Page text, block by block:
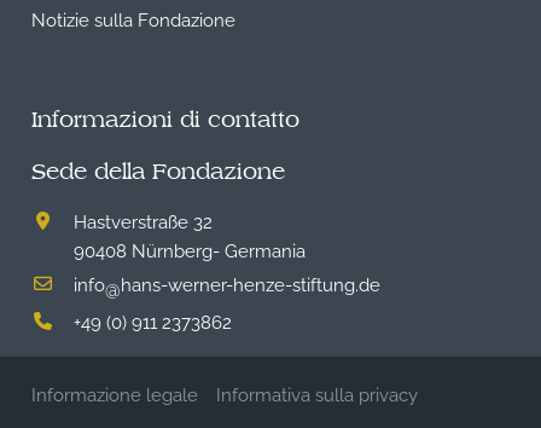
Notizie sulla Fondazione
Informazioni di contatto
Sede della Fondazione
Hastverstraße 32
90408 Nürnberg- Germania
info@hans-werner-henze-stiftung.de
+49 (0) 911 2373862
Informazione legale Informativa sulla privacy